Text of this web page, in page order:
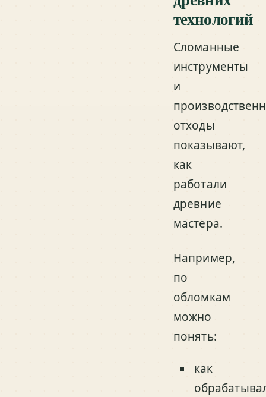
технологий
Сломанные
инструменты
и
отходы
показывают,
как
работали
древние
мастера.
Например,
по
обломкам
можно
понять:
как